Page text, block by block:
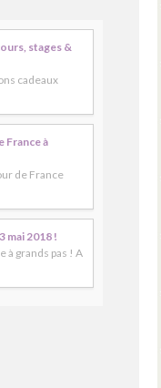
stages &
cadeaux
France à
de France
mai 2018 !
à grands pas ! A